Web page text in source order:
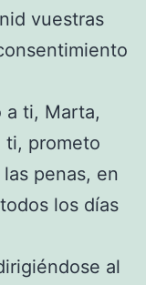
vuestras
a ti, Marta,
ti, prometo
penas, en
los días
al